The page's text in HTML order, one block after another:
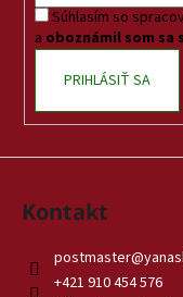
Súhlasím so
a oboznámil som sa s
PRIHLÁSIŤ SA
Kontakt
postmaster@
+421 910 454 576